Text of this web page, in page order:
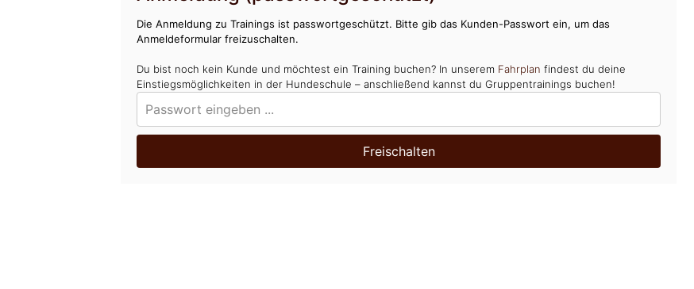
Die Anmeldung zu Trainings ist passwortgeschützt. Bitte gib das Kunden-Passwort ein, um das
Anmeldeformular freizuschalten.
Du bist noch kein Kunde und möchtest ein Training buchen? In unserem Fahrplan findest du deine
Einstiegsmöglichkeiten in der Hundeschule – anschließend kannst du Gruppentrainings buchen!
Freischalten